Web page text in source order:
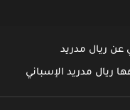
عن ريال مدريد
ريال مدريد الإسباني